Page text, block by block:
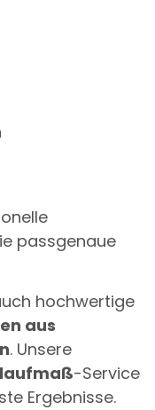
passgenaue
hochwertige
aus
. Unsere
-Service
Ergebnisse.